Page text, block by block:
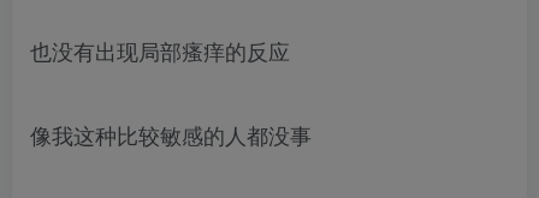
也没有出现局部瘙痒的反应
像我这种比较敏感的人都没事